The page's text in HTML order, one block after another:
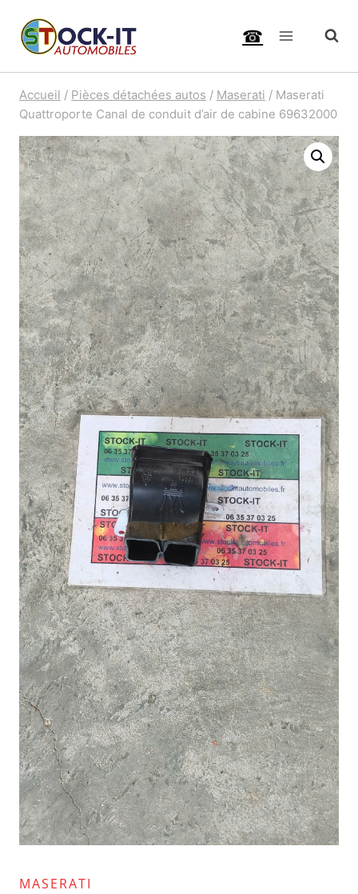
☎
Accueil / Pièces détachées autos / Maserati / Maserati
Quattroporte Canal de conduit d’air de cabine 69632000
MASERATI